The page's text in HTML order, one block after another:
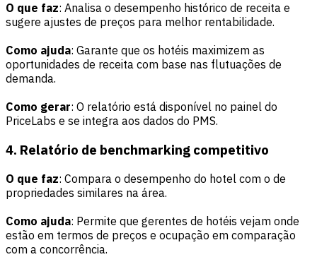
O que faz: Analisa o desempenho histórico de receita e
sugere ajustes de preços para melhor rentabilidade.
Como ajuda: Garante que os hotéis maximizem as
oportunidades de receita com base nas flutuações de
demanda.
Como gerar: O relatório está disponível no painel do
PriceLabs e se integra aos dados do PMS.
4. Relatório de benchmarking competitivo
O que faz: Compara o desempenho do hotel com o de
propriedades similares na área.
Como ajuda: Permite que gerentes de hotéis vejam onde
estão em termos de preços e ocupação em comparação
com a concorrência.